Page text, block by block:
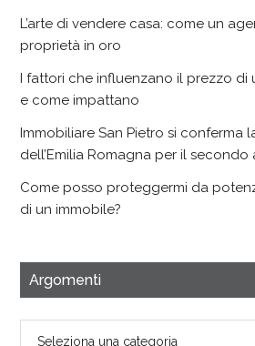
L’arte di vendere casa: come un
proprietà in oro
I fattori che influenzano il prezzo di
e come impattano
Immobiliare San Pietro si conferma
dell’Emilia Romagna per il
Come posso proteggermi da
di un immobile?
Argomenti